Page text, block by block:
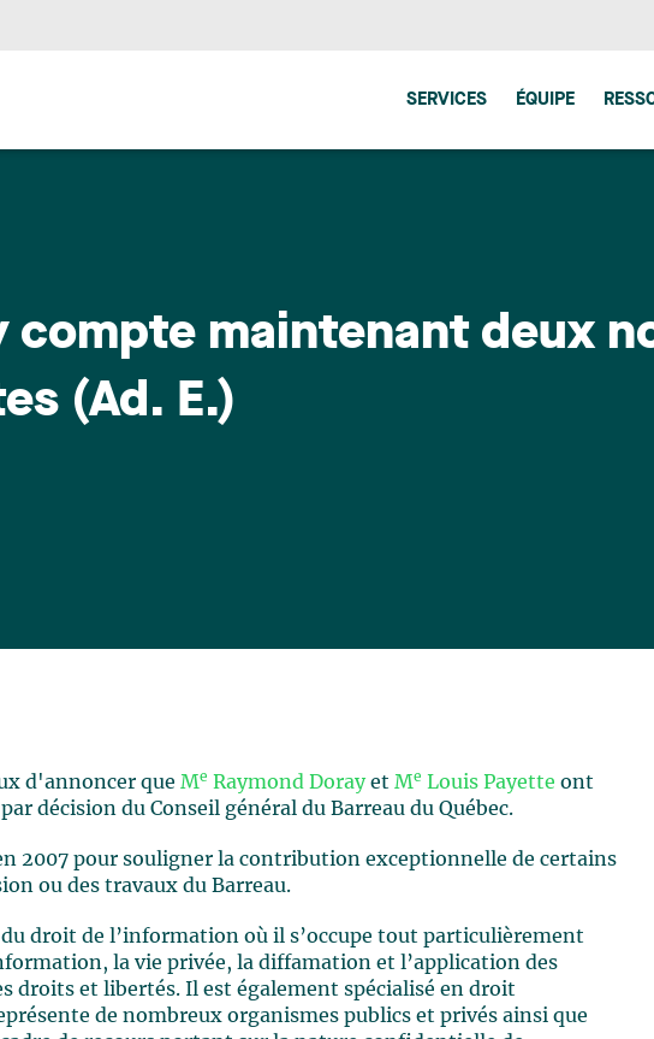
SERVICES ÉQUIPE
compte maintenant deux
(Ad. E.)
d'annoncer que Me Raymond Dorayet Me Louis Payette ont
décision du Conseil général du Barreau du Québec.
2007 pour souligner la contribution exceptionnelle de certains
ou des travaux du Barreau.
droit de l’information où il s’occupe tout particulièrement
la vie privée, la diffamation et l’application des
droits et libertés. Il est également spécialisé en droit
de nombreux organismes publics et privés ainsi que